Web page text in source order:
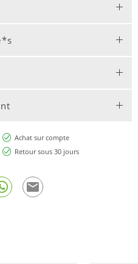
Achat sur compte
Retour sous 30 jours